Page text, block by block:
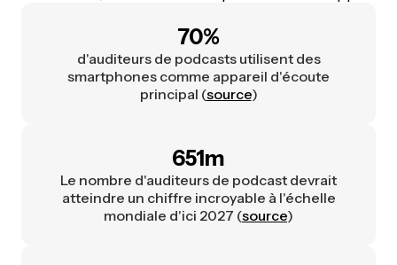
70%
d'auditeurs de podcasts utilisent des
smartphones comme appareil d'écoute
principal (source)
651m
Le nombre d'auditeurs de podcast devrait
atteindre un chiffre incroyable à l'échelle
mondiale d'ici 2027 (source)